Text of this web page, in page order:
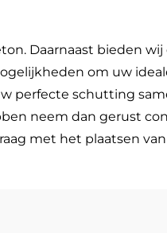
Daarnaast bieden wij
om uw
perfecte schutting
neem dan gerust
met het plaatsen